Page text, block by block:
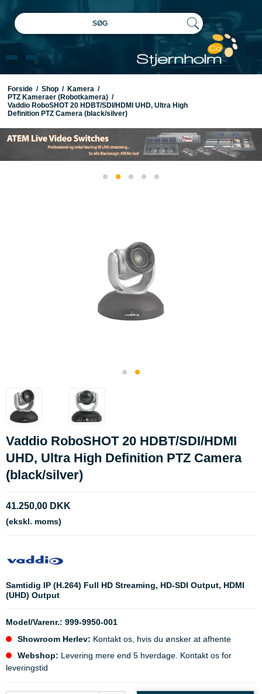
SØG
Forside / Shop / Kamera /
PTZ Kameraer (Robotkamera) /
Vaddio RoboSHOT 20 HDBT/SDI/HDMI UHD, Ultra High
Definition PTZ Camera (black/silver)
Vaddio RoboSHOT 20 HDBT/SDI/HDMI
UHD, Ultra High Definition PTZ Camera
(black/silver)
41.250,00 DKK
(ekskl. moms)
Samtidig IP (H.264) Full HD Streaming, HD-SDI Output, HDMI
(UHD) Output
Model/Varenr.: 999-9950-001
Showroom Herlev: Kontakt os, hvis du ønsker at afhente
Webshop: Levering mere end 5 hverdage. Kontakt os for
leveringstid